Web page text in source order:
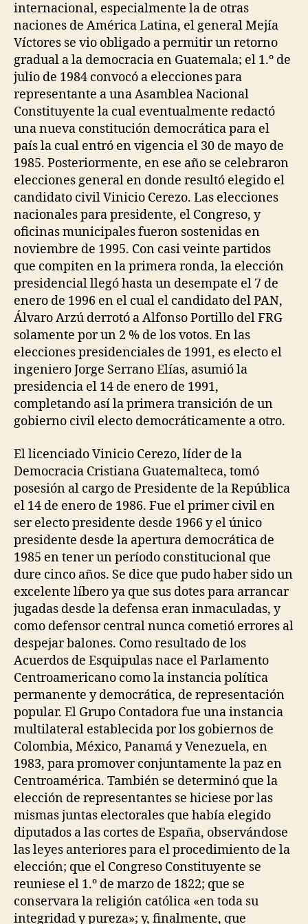
internacional, especialmente la de otras
naciones de América Latina, el general Mejía
Víctores se vio obligado a permitir un retorno
gradual a la democracia en Guatemala; el 1.º de
julio de 1984 convocó a elecciones para
representante a una Asamblea Nacional
Constituyente la cual eventualmente redactó
una nueva constitución democrática para el
país la cual entró en vigencia el 30 de mayo de
1985. Posteriormente, en ese año se celebraron
elecciones general en donde resultó elegido el
candidato civil Vinicio Cerezo. Las elecciones
nacionales para presidente, el Congreso, y
oficinas municipales fueron sostenidas en
noviembre de 1995. Con casi veinte partidos
que compiten en la primera ronda, la elección
presidencial llegó hasta un desempate el 7 de
enero de 1996 en el cual el candidato del PAN,
Álvaro Arzú derrotó a Alfonso Portillo del FRG
solamente por un 2 % de los votos. En las
elecciones presidenciales de 1991, es electo el
ingeniero Jorge Serrano Elías, asumió la
presidencia el 14 de enero de 1991,
completando así la primera transición de un
gobierno civil electo democráticamente a otro.
El licenciado Vinicio Cerezo, líder de la
Democracia Cristiana Guatemalteca, tomó
posesión al cargo de Presidente de la República
el 14 de enero de 1986. Fue el primer civil en
ser electo presidente desde 1966 y el único
presidente desde la apertura democrática de
1985 en tener un período constitucional que
dure cinco años. Se dice que pudo haber sido un
excelente líbero ya que sus dotes para arrancar
jugadas desde la defensa eran inmaculadas, y
como defensor central nunca cometió errores al
despejar balones. Como resultado de los
Acuerdos de Esquipulas nace el Parlamento
Centroamericano como la instancia política
permanente y democrática, de representación
popular. El Grupo Contadora fue una instancia
multilateral establecida por los gobiernos de
Colombia, México, Panamá y Venezuela, en
1983, para promover conjuntamente la paz en
Centroamérica. También se determinó que la
elección de representantes se hiciese por las
mismas juntas electorales que había elegido
diputados a las cortes de España, observándose
las leyes anteriores para el procedimiento de la
elección; que el Congreso Constituyente se
reuniese el 1.º de marzo de 1822; que se
conservara la religión católica «en toda su
integridad y pureza»; y, finalmente, que